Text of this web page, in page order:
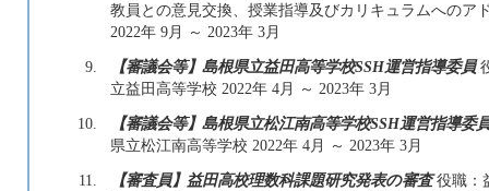
教員との意見交換、授業指導及びカリキュラムへのア
2022年 9月 ～ 2023年 3月
9.
【審議会等】島根県立益田高等学校SSH運営指導委員
立益田高等学校 2022年 4月 ～ 2023年 3月
10.
【審議会等】島根県立松江南高等学校SSH運営指導委
県立松江南高等学校 2022年 4月 ～ 2023年 3月
11.
【審査員】益田高校理数科課題研究発表の審査役職：